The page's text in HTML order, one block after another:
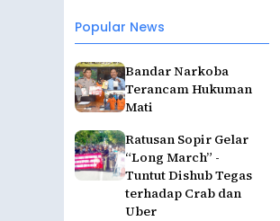
Popular News
Bandar Narkoba
Terancam Hukuman
Mati
Ratusan Sopir Gelar
“Long March” -
Tuntut Dishub Tegas
terhadap Crab dan
Uber